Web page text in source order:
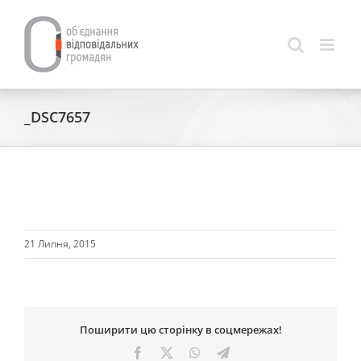
content
_DSC7657
21 Липня, 2015
Поширити цю сторінку в соцмережах!
Facebook WhatsAppTelegram